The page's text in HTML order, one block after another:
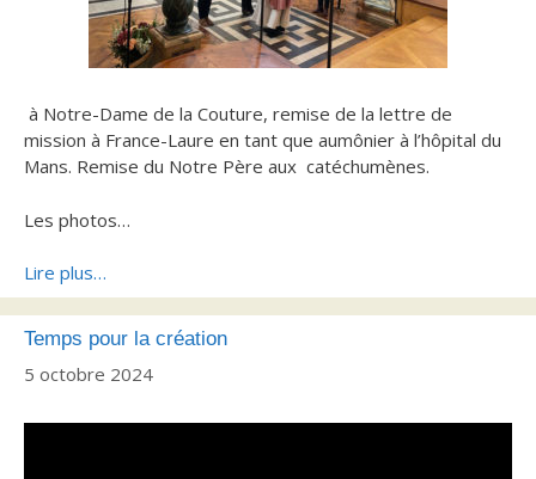
à Notre-Dame de la Couture, remise de la lettre de
mission à France-Laure en tant que aumônier à l’hôpital du
Mans. Remise du Notre Père aux catéchumènes.
Les photos…
Lire plus…
Temps pour la création
5 octobre 2024